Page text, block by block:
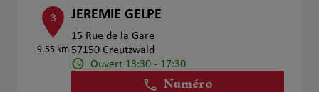
3
9.55 km
JEREMIE GELPE
15 Rue de la Gare
57150 Creutzwald
Ouvert 13:30 - 17:30
Numéro